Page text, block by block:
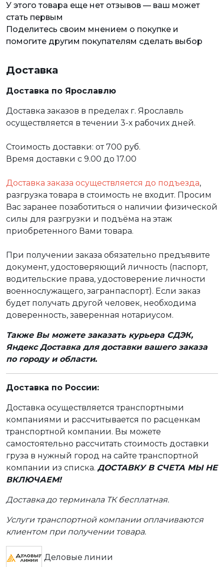
У этого товара еще нет отзывов — ваш может
стать первым
Поделитесь своим мнением о покупке и
помогите другим покупателям сделать выбор
Доставка
Доставка по Ярославлю
Доставка заказов в пределах г. Ярославль
осуществляется в течении 3-х рабочих дней.
Стоимость доставки: от 700 руб.
Время доставки с 9.00 до 17.00
Доставка заказа осуществляется до подъезда,
разгрузка товара в стоимость не входит. Просим
Вас заранее позаботиться о наличии физической
силы для разгрузки и подъёма на этаж
приобретенного Вами товара.
При получении заказа обязательно предъявите
документ, удостоверяющий личность (паспорт,
водительские права, удостоверение личности
военнослужащего, загранпаспорт). Если заказ
будет получать другой человек, необходима
доверенность, заверенная нотариусом.
Также Вы можете заказать курьера СДЭК,
Яндекс Доставка для доставки вашего заказа
по городу и области.
Доставка по России:
Доставка осуществляется транспортными
компаниями и рассчитывается по расценкам
транспортной компании. Вы можете
самостоятельно рассчитать стоимость доставки
груза в нужный город на сайте транспортной
компании из списка. ДОСТАВКУ В СЧЕТА МЫ НЕ
ВКЛЮЧАЕМ!
Доставка до терминала ТК бесплатная.
Услуги транспортной компании оплачиваются
клиентом при получении товара.
Деловые линии